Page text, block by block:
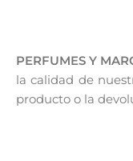
PERFUMES Y
la calidad de
producto o la